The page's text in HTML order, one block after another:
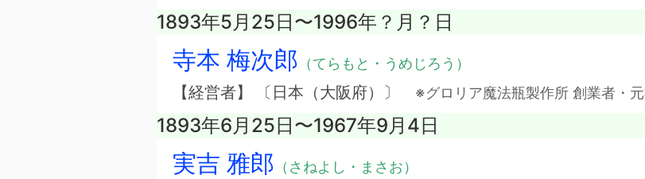
1893年5月25日〜1996年？月？日
寺本 梅次郎 （てらもと・うめじろう）
【経営者】 〔日本（大阪府）〕 ※グロリア魔法瓶製作所 創業者・
1893年6月25日〜1967年9月4日
実吉 雅郎 （さねよし・まさお）